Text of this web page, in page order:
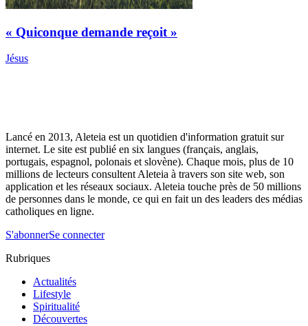
« Quiconque demande reçoit »
Jésus
Lancé en 2013, Aleteia est un quotidien d'information gratuit sur
internet. Le site est publié en six langues (français, anglais,
portugais, espagnol, polonais et slovène). Chaque mois, plus de 10
millions de lecteurs consultent Aleteia à travers son site web, son
application et les réseaux sociaux. Aleteia touche près de 50 millions
de personnes dans le monde, ce qui en fait un des leaders des médias
catholiques en ligne.
S'abonnerSe connecter
Rubriques
Actualités
Lifestyle
Spiritualité
Découvertes